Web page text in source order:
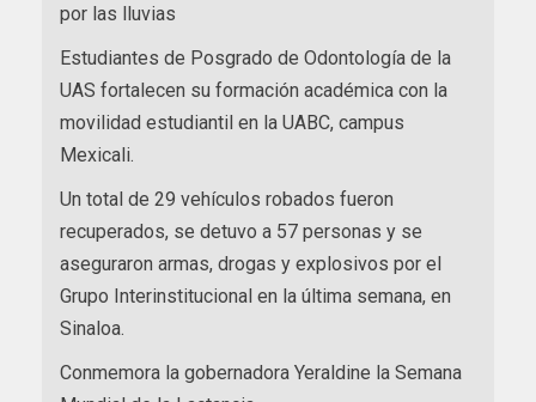
por las lluvias
Estudiantes de Posgrado de Odontología de la
UAS fortalecen su formación académica con la
movilidad estudiantil en la UABC, campus
Mexicali.
Un total de 29 vehículos robados fueron
recuperados, se detuvo a 57 personas y se
aseguraron armas, drogas y explosivos por el
Grupo Interinstitucional en la última semana, en
Sinaloa.
Conmemora la gobernadora Yeraldine la Semana